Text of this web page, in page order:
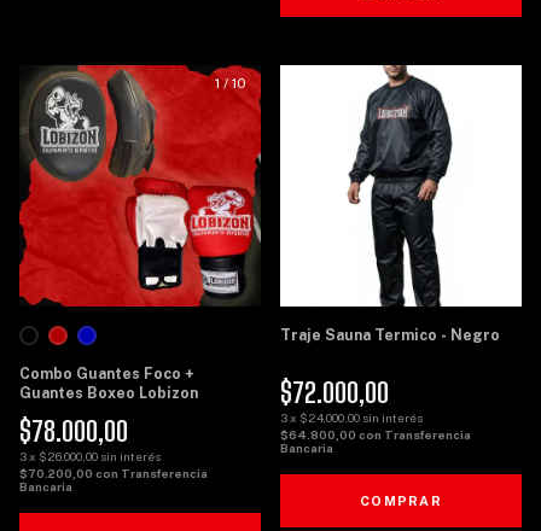
1/10
Combo Guantes Foco +
Guantes Boxeo Lobizon
$78.000,00
3x $26.000,00 sin interés
$70.200,00 con Transferencia
Bancaria
Traje Sauna Termico - Negro
$72.000,00
3x $24.000,00 sin interés
$64.800,00 con Transferencia
Bancaria
COMPRAR